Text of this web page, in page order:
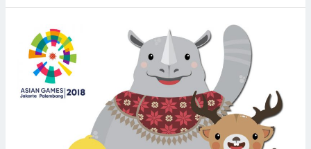
Pemilu:
Menghadirkan
Identitas
Kuat